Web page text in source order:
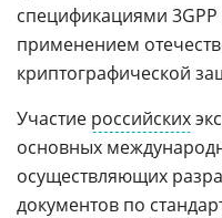
спецификациями 3GPP
применением
криптографической
Участие российских
основных
осуществляющих
документов по